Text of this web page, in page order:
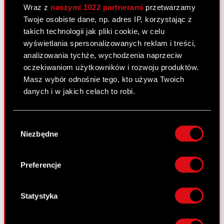
Wraz z naszymi 1022 partnerami przetwarzamy
Twoje osobiste dane, np. adres IP, korzystając z
takich technologii jak pliki cookie, w celu
wyświetlania spersonalizowanych reklam i treści,
analizowania tychże, wychodzenia naprzeciw
oczekiwaniom użytkowników i rozwoju produktów.
Masz wybór odnośnie tego, kto używa Twoich
danych i w jakich celach to robi.
lokalizacji geograficznej z dokładnością nawet
Identyfikować Twoje urządzenie, aktywnie
analizując charakteryzującego je zbiory
palca)
osobiste dane są przetwarzane oraz ustaw własne
zgody
Niezbędne
Preferencje
Statystyka
Raport bieżący nr 11/2011
2 lutego 2011
PDF Podwyższenie kapitału zakładowego
Raport bieżący nr 10/2011
mowa w art. 69 ustawy o ofercie
31 stycznia 2011